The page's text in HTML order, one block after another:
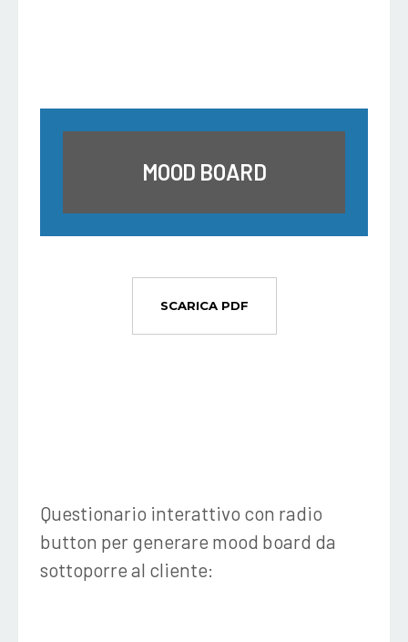
MOOD BOARD
SCARICA PDF
Questionario interattivo con radio
button per generare mood board da
sottoporre al cliente: